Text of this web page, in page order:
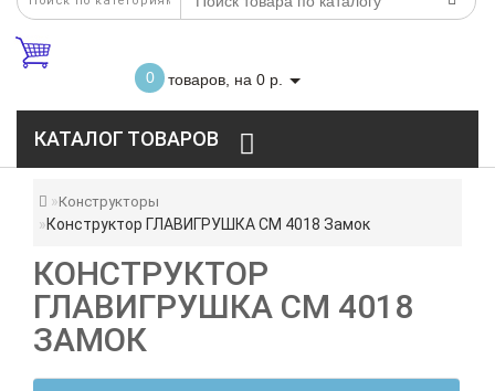
0 товаров, на 0 р.
КАТАЛОГ ТОВАРОВ
Конструкторы
Конструктор ГЛАВИГРУШКА СM 4018 Замок
КОНСТРУКТОР
ГЛАВИГРУШКА СM 4018
ЗАМОК